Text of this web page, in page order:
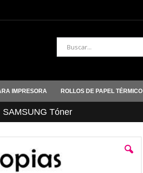
Buscar
IMPRESORA ROLLOS DE PAPEL TÉRMICO
SAMSUNG Tóner